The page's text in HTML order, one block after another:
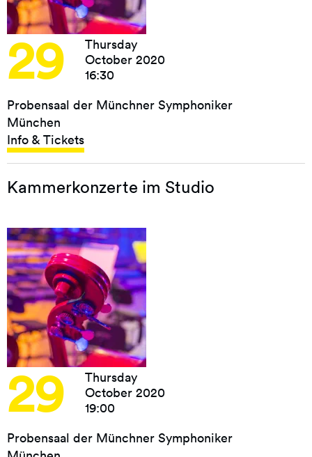
29
Thursday
October 2020
16:30
Probensaal der Münchner Symphoniker
München
Info & Tickets
Kammerkonzerte im Studio
29
Thursday
October 2020
19:00
Probensaal der Münchner Symphoniker